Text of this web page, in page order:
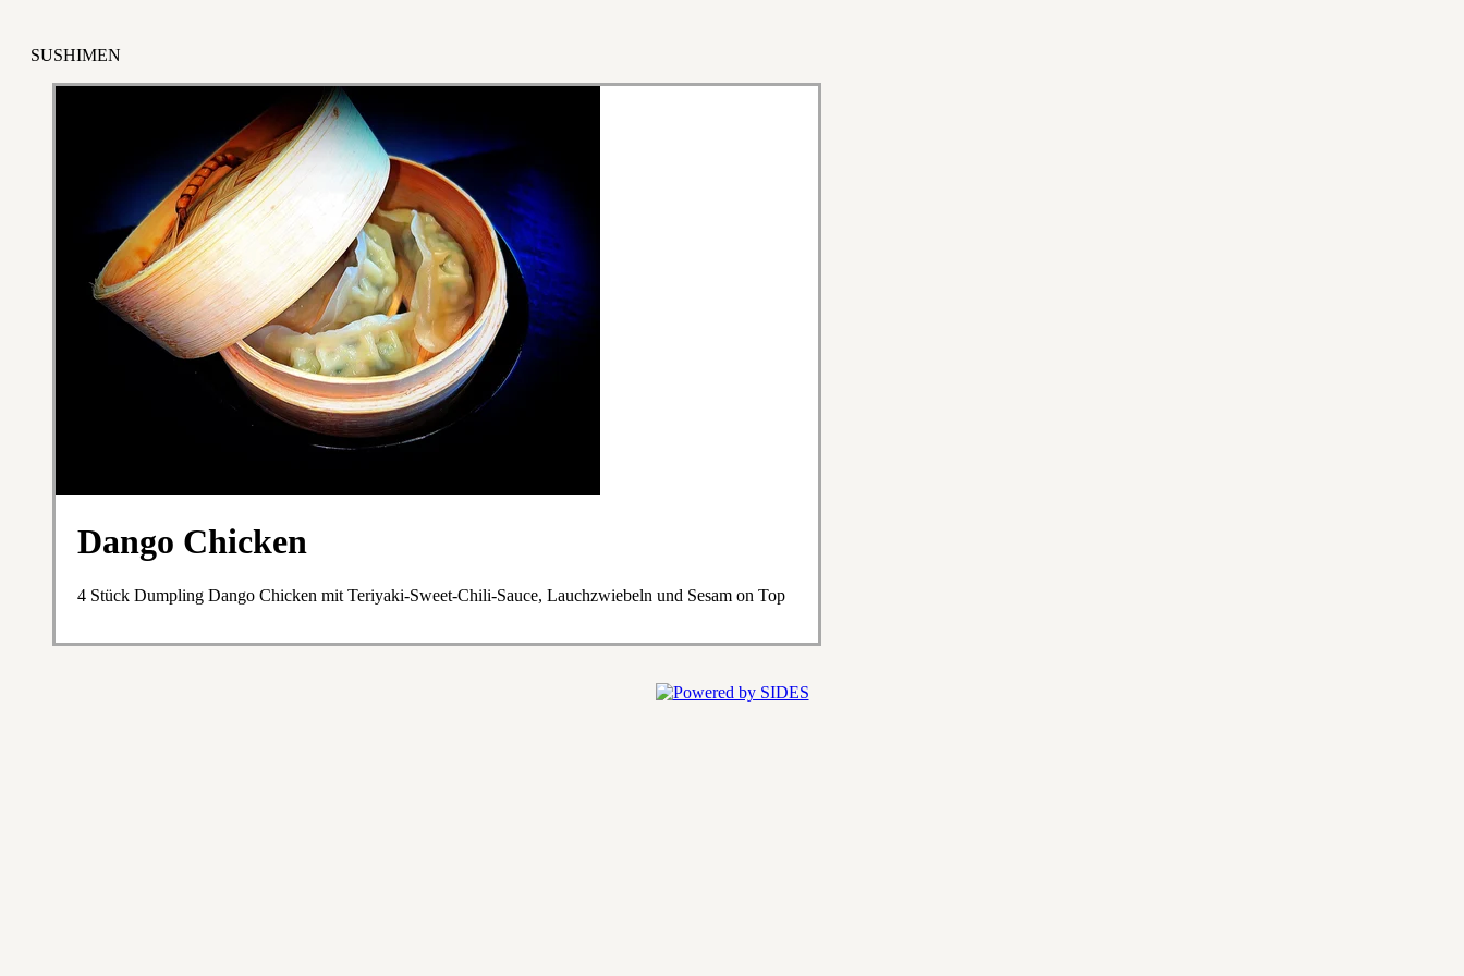
SUSHIMEN
Dango Chicken
4 Stück Dumpling Dango Chicken mit Teriyaki-Sweet-Chili-Sauce, Lauchzwiebeln und Sesam on Top